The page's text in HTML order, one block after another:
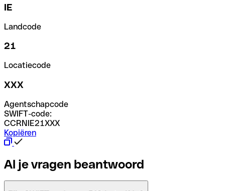
IE
Landcode
21
Locatiecode
XXX
Agentschapcode
SWIFT-code:
CCRNIE21XXX
Kopiëren
Al je vragen beantwoord